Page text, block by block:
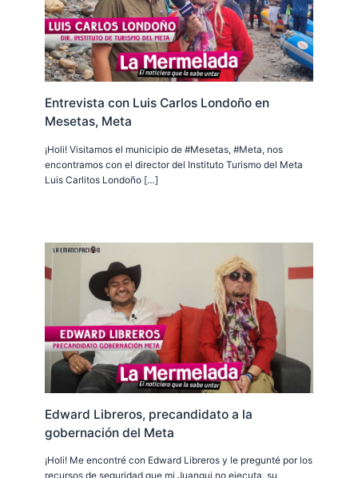
Entrevista con Luis Carlos Londoño en
Mesetas, Meta
¡Holi! Visitamos el municipio de #Mesetas, #Meta, nos
encontramos con el director del Instituto Turismo del Meta
Luis Carlitos Londoño […]
Edward Libreros, precandidato a la
gobernación del Meta
¡Holi! Me encontré con Edward Libreros y le pregunté por los
recursos de seguridad que mi Juangui no ejecuta, su